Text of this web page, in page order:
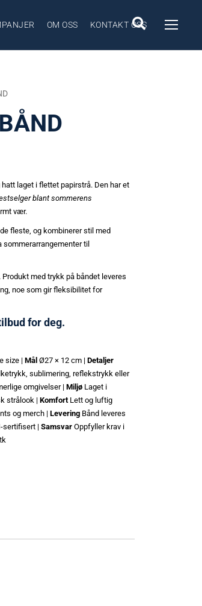
OM OSS KONTAKT OSS
laget i flettet papirstrå. Den har et
blant sommerens
vær.
fleste, og kombinerer stil med
til
med trykk på båndet leveres
noe som gir fleksibilitet for
for deg.
size |Mål Ø27 × 12 cm |Detaljer
sublimering, reflekstrykk eller
omgivelser |Miljø Laget i
strålook |KomfortLett og luftig
og merch |Levering Bånd leveres
sertifisert |Samsvar Oppfyller krav i